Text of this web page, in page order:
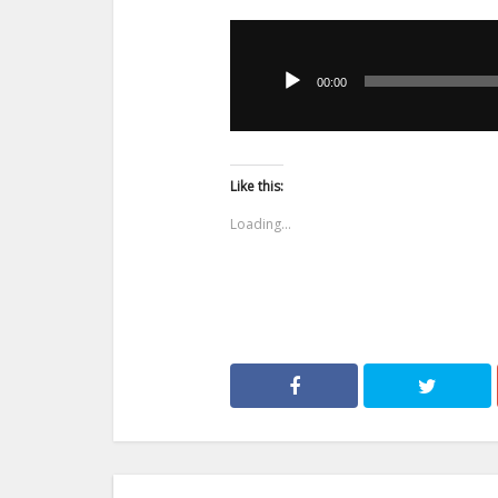
dźwiękowych
00:00
Like this:
Loading...